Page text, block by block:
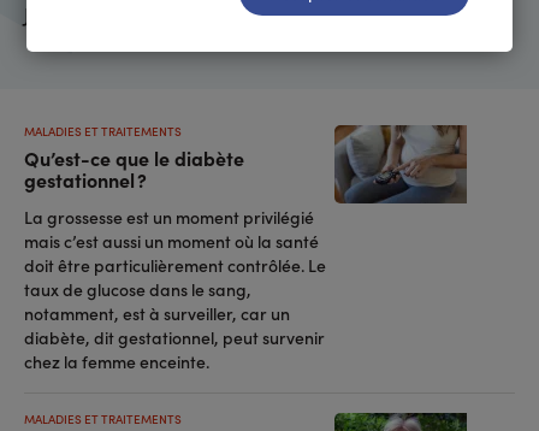
Journaliste à l'ANPM-FRANCE MUTUALITÉ
Qu’est-ce que le diabète
gestationnel ?
MALADIES ET TRAITEMENTS
La grossesse est un moment privilégié
mais c’est aussi un moment où la santé
doit être particulièrement contrôlée. Le
taux de glucose dans le sang,
notamment, est à surveiller, car un
diabète, dit gestationnel, peut survenir
chez la femme enceinte.
MALADIES ET TRAITEMENTS